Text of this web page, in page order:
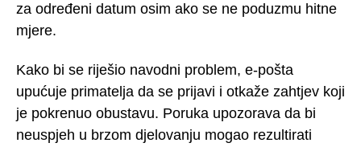
za određeni datum osim ako se ne poduzmu hitne
mjere.
Kako bi se riješio navodni problem, e-pošta
upućuje primatelja da se prijavi i otkaže zahtjev koji
je pokrenuo obustavu. Poruka upozorava da bi
neuspjeh u brzom djelovanju mogao rezultirati